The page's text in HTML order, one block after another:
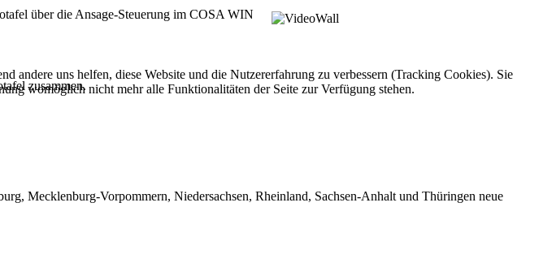
über die Ansage-Steuerung im COSA WIN
zusammen.
Mecklenburg-Vorpommern, Niedersachsen, Rheinland, Sachsen-Anhalt und Thüringen neue
andere uns helfen, diese Website und die Nutzererfahrung zu verbessern (Tracking Cookies). Sie
womöglich nicht mehr alle Funktionalitäten der Seite zur Verfügung stehen.